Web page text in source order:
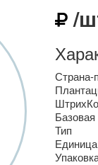
/
Страна-
Тип
Единица